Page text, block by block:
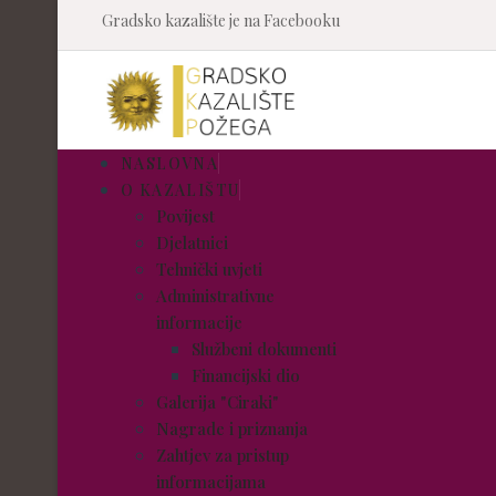
Gradsko kazalište je na Facebooku
NASLOVNA
O KAZALIŠTU
Povijest
Djelatnici
Tehnički uvjeti
Administrativne
informacije
Službeni dokumenti
Financijski dio
Galerija "Ciraki"
Nagrade i priznanja
Zahtjev za pristup
informacijama